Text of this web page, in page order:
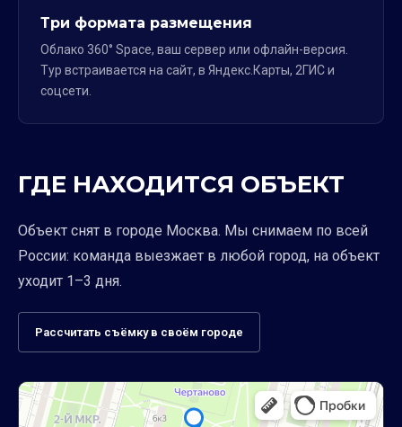
Три формата размещения
Облако 360° Space, ваш сервер или офлайн-версия.
Тур встраивается на сайт, в Яндекс.Карты, 2ГИС и
соцсети.
ГДЕ НАХОДИТСЯ ОБЪЕКТ
Объект снят в городе Москва. Мы снимаем по всей
России: команда выезжает в любой город, на объект
уходит 1–3 дня.
Рассчитать съёмку в своём городе